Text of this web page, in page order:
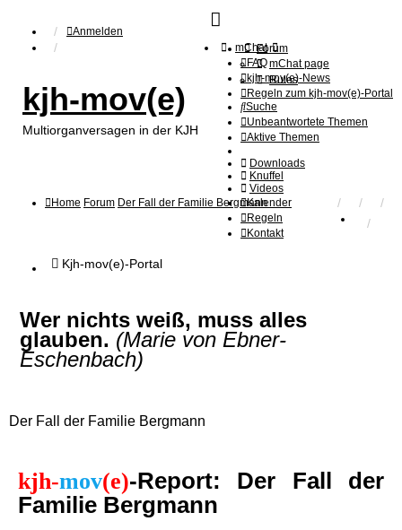
Forum
FAQ
kjh-mov(e)-News
Regeln zum kjh-mov(e)-Portal
Suche
Unbeantwortete Themen
Aktive Themen
Downloads
Knuffel
Videos
Kalender
Regeln
Kontakt
Anmelden
mChat
mChat page
Rules
kjh-mov(e)
Multiorganversagen in der KJH
Home Forum Der Fall der Familie Bergmann
Kjh-mov(e)-Portal
Wer nichts weiß, muss alles
glauben. (Marie von Ebner-
Eschenbach)
Der Fall der Familie Bergmann
kjh-mov(e)-Report: Der Fall der
Familie Bergmann